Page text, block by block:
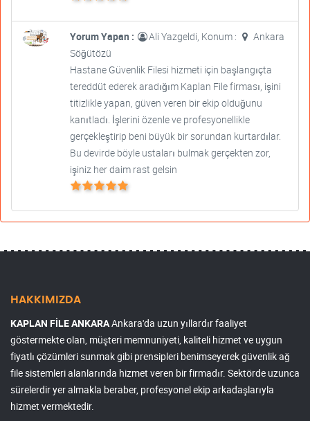
Yorum Yapan : Ali Yazgeldi, Konum :
Ankara
Söğütözü
Hastane Güvenlik Filesi hizmeti için başlangıçta
tereddüt ederek aradığım Kaplan File firması, işini
titizlikle yapan, güven veren bir ekip olduğunu
kanıtladı. İşlerini özenle ve profesyonellikle
gerçekleştirip beni büyük bir sorundan kurtardılar.
Bu devirde böyle ustaları bulmak gerçekten zor,
işiniz her daim rast gelsin
HAKKIMIZDA
KAPLAN FİLE ANKARAAnkara'da uzun yıllardır faaliyet
göstermekte olan, müşteri memnuniyeti, kaliteli hizmet ve uygun
fiyatlı çözümleri sunmak gibi prensipleri benimseyerek güvenlik ağ
file sistemleri alanlarında hizmet veren bir firmadır. Sektörde uzunca
sürelerdir yer almakla beraber, profesyonel ekip arkadaşlarıyla
hizmet vermektedir.